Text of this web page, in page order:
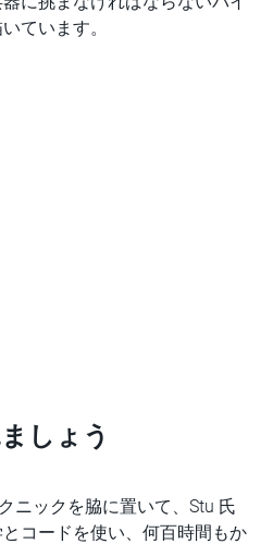
ています。
しょう
ニックを脇に置いて、Stu 氏
コードを使い、何百時間もか